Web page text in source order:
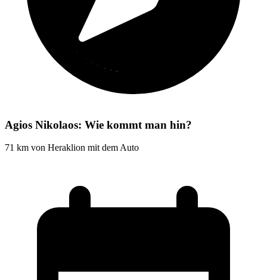
Agios Nikolaos: Wie kommt man hin?
71 km von Heraklion mit dem Auto